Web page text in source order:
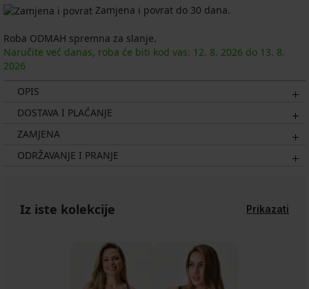
Zamjena i povrat do 30 dana.
Roba ODMAH spremna za slanje.
Naručite već danas, roba će biti kod vas: 12. 8. 2026 do 13. 8.
2026
OPIS
DOSTAVA I PLAĆANJE
ZAMJENA
ODRŽAVANJE I PRANJE
Iz iste kolekcije Prikazati